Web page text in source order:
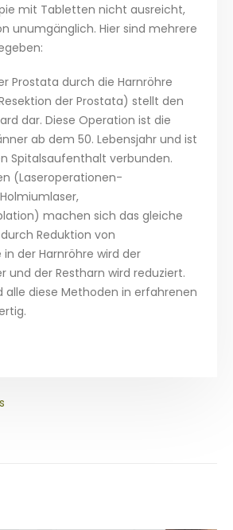
mit Tabletten nicht ausreicht,
unumgänglich. Hier sind mehrere
Prostata durch die Harnröhre
der Prostata) stellt den
dar. Diese Operation ist die
ab dem 50. Lebensjahr und ist
Spitalsaufenthalt verbunden.
(Laseroperationen-
machen sich das gleiche
Reduktion von
der Harnröhre wird der
und der Restharn wird reduziert.
alle diese Methoden in erfahrenen